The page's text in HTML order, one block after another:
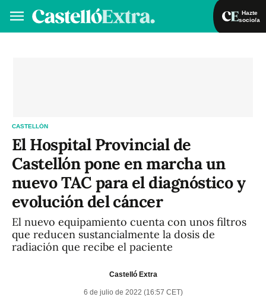
Hazte
socio/a
CASTELLÓN
El Hospital Provincial de
Castellón pone en marcha un
nuevo TAC para el diagnóstico y
evolución del cáncer
El nuevo equipamiento cuenta con unos filtros
que reducen sustancialmente la dosis de
radiación que recibe el paciente
Castelló Extra
6 de julio de 2022 (16:57 CET)